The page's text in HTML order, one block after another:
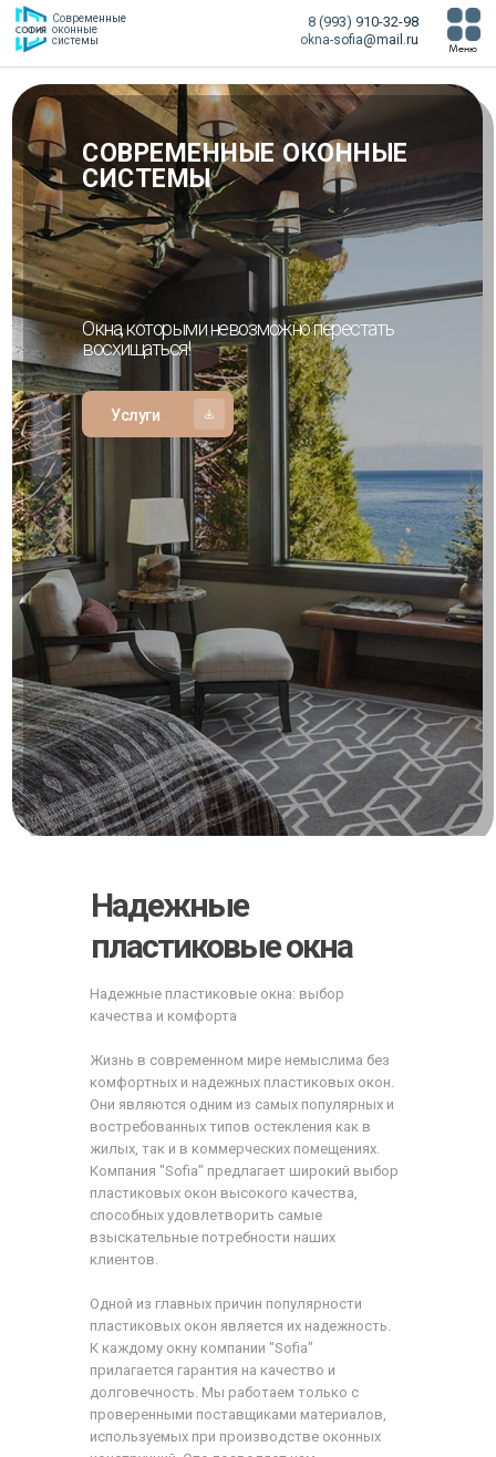
СОФИЯ
Современные
оконные
системы
8 (993) 910-32-98
okna-sofia@mail.ru Меню
СОВРЕМЕННЫЕ ОКОННЫЕ
СИСТЕМЫ
Услуги
Окна, которыми невозможно перестать
восхищаться!
Надежные
пластиковые окна
Надежные пластиковые окна: выбор
качества и комфорта
Жизнь в современном мире немыслима без
комфортных и надежных пластиковых окон.
Они являются одним из самых популярных и
востребованных типов остекления как в
жилых, так и в коммерческих помещениях.
Компания "Sofia" предлагает широкий выбор
пластиковых окон высокого качества,
способных удовлетворить самые
взыскательные потребности наших
клиентов.
Одной из главных причин популярности
пластиковых окон является их надежность.
К каждому окну компании "Sofia"
прилагается гарантия на качество и
долговечность. Мы работаем только с
проверенными поставщиками материалов,
используемых при производстве оконных